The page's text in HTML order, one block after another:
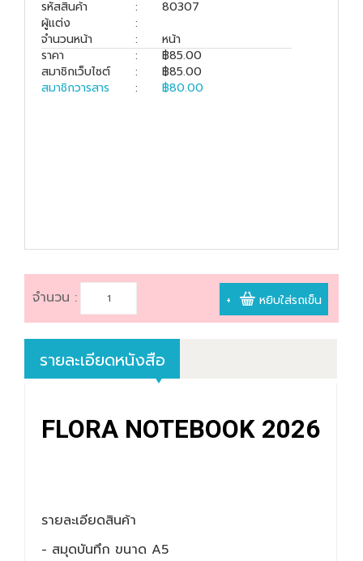
book@dharmniti.co.th
รหัสสินค้า
:
80307
ผู้แต่ง
:
จำนวนหน้า
:
หน้า
ราคา
:
฿85.00
สมาชิกเว็บไซต์
:
฿85.00
สมาชิกวารสาร
: ฿80.00
จำนวน : หยิบใส่รถเข็น
รายละเอียดหนังสือ
FLORA NOTEBOOK 2026
รายละเอียดสินค้า
- สมุดบันทึก ขนาด A5